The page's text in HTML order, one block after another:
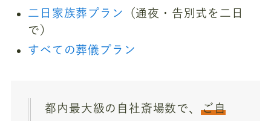
二日家族葬プラン
（通夜・告別式を二日
で）
すべての葬儀プラン
都内最大級の自社斎場数で、
ご自